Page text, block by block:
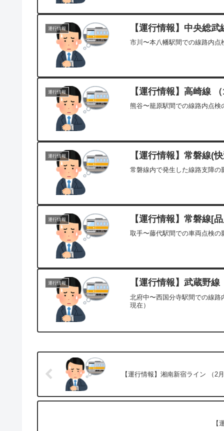
運行情報 【運行情報】中央総
市川〜本八幡駅間での線路内点
運行情報 【運行情報】高崎線
熊谷〜籠原駅間での線路内点検
運行情報 【運行情報】常磐線(
常磐線内で発生した線路支障の
運行情報 【運行情報】常磐線[
取手〜藤代駅間での車両点検の
運行情報 【運行情報】武蔵野
北府中〜西国分寺駅間での線路
現在）
【運行情報】湘南新宿ライン （2
【